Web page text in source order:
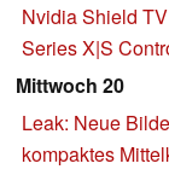
Nvidia Shield
Series X|S
Mittwoch 20
Leak: Neue
kompaktes